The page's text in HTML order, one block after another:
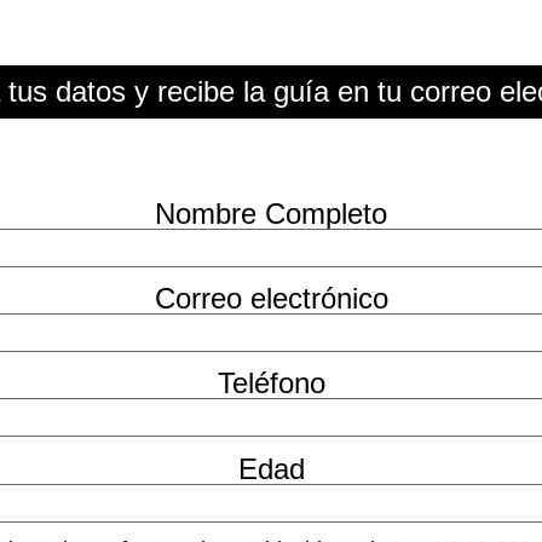
tus datos y recibe la guía en tu correo
Nombre Completo
Correo electrónico
Teléfono
Edad